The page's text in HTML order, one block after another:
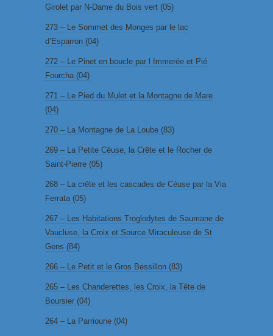
Girolet par N-Dame du Bois vert (05)
273 – Le Sommet des Monges par le lac
d’Esparron (04)
272 – Le Pinet en boucle par l Immerée et Pié
Fourcha (04)
271 – Le Pied du Mulet et la Montagne de Mare
(04)
270 – La Montagne de La Loube (83)
269 – La Petite Céuse, la Crête et le Rocher de
Saint-Pierre (05)
268 – La crête et les cascades de Céuse par la Via
Ferrata (05)
267 – Les Habitations Troglodytes de Saumane de
Vaucluse, la Croix et Source Miraculeuse de St
Gens (84)
266 – Le Petit et le Gros Bessillon (83)
265 – Les Chanderettes, les Croix, la Tête de
Boursier (04)
264 – La Parrioune (04)